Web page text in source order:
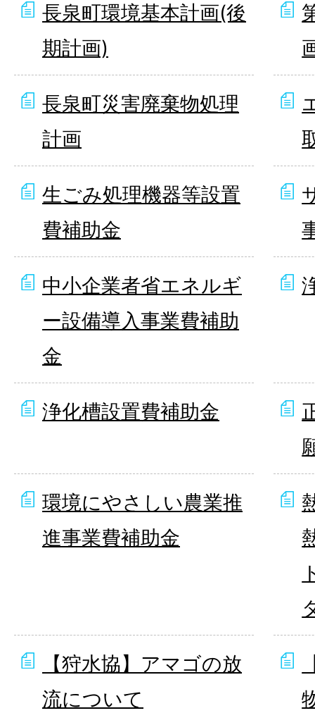
長泉町環境基本計画(後
期計画)
長泉町災害廃棄物処理
計画
生ごみ処理機器等設置
費補助金
中小企業者省エネルギ
ー設備導入事業費補助
金
浄化槽設置費補助金
環境にやさしい農業推
進事業費補助金
【狩水協】アマゴの放
流について